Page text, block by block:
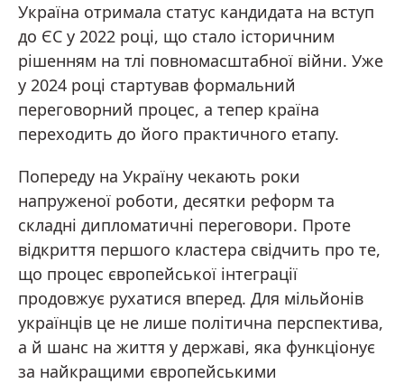
Україна отримала статус кандидата на вступ
до ЄС у 2022 році, що стало історичним
рішенням на тлі повномасштабної війни. Уже
у 2024 році стартував формальний
переговорний процес, а тепер країна
переходить до його практичного етапу.
Попереду на Україну чекають роки
напруженої роботи, десятки реформ та
складні дипломатичні переговори. Проте
відкриття першого кластера свідчить про те,
що процес європейської інтеграції
продовжує рухатися вперед. Для мільйонів
українців це не лише політична перспектива,
а й шанс на життя у державі, яка функціонує
за найкращими європейськими